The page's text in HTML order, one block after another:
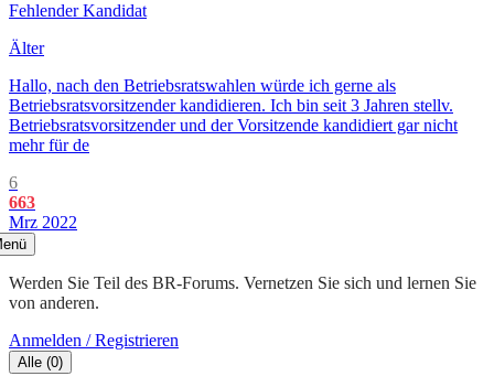
Fehlender Kandidat
Älter
Hallo, nach den Betriebsratswahlen würde ich gerne als
Betriebsratsvorsitzender kandidieren. Ich bin seit 3 Jahren stellv.
Betriebsratsvorsitzender und der Vorsitzende kandidiert gar nicht
mehr für de
6
663
Mrz 2022
Werden Sie Teil des BR-Forums. Vernetzen Sie sich und lernen Sie
von anderen.
Anmelden / Registrieren
Alle (0)